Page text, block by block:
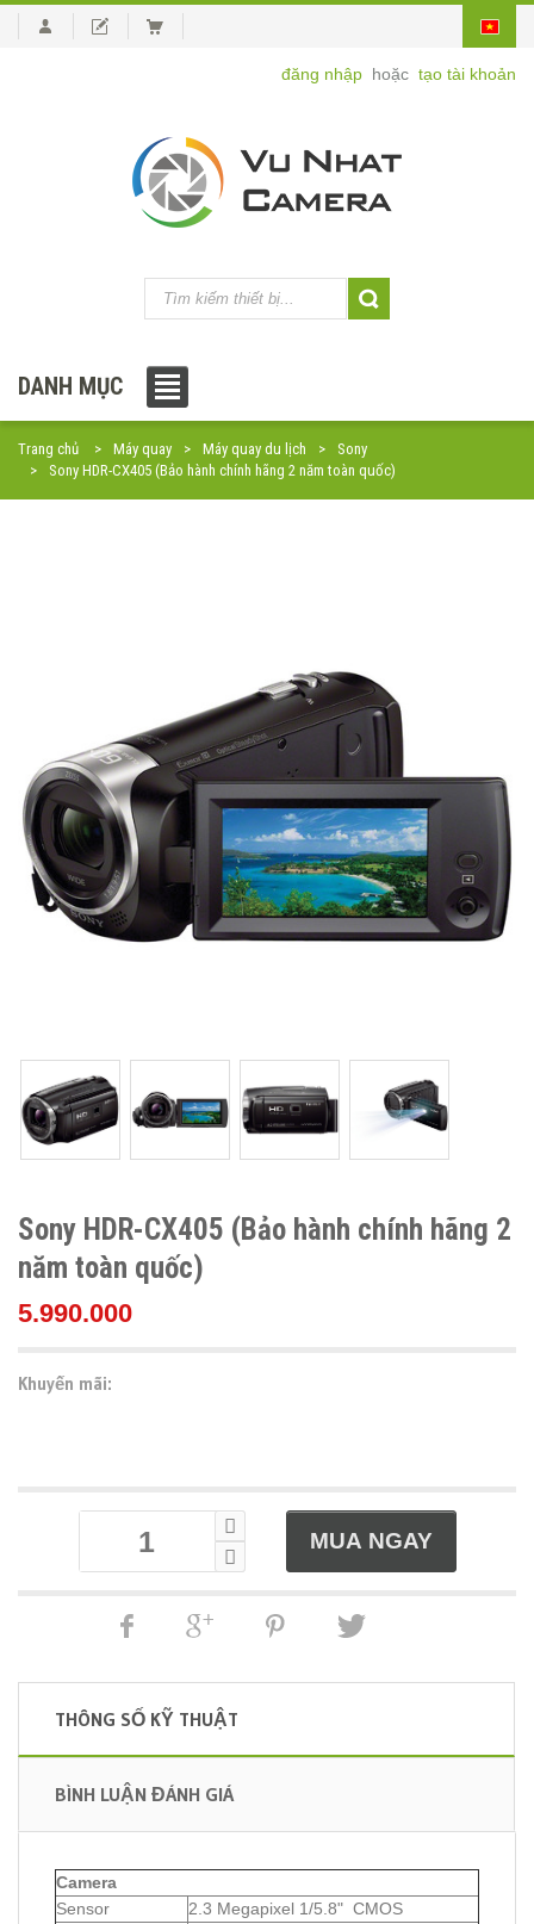
đăng nhập hoặc tạo tài khoản
DANH MỤC
Trang chủ Máy quay Máy quay du lịch
Sony
Sony HDR-CX405 (Bảo hành chính hãng 2 năm toàn quốc)
Sony HDR-CX405 (Bảo hành chính hãng 2
năm toàn quốc)
5.990.000
Khuyến mãi:
THÔNG SỐ KỸ THUẬT
BÌNH LUẬN ĐÁNH GIÁ
Camera
Sensor
2.3 Megapixel 1/5.8" CMOS